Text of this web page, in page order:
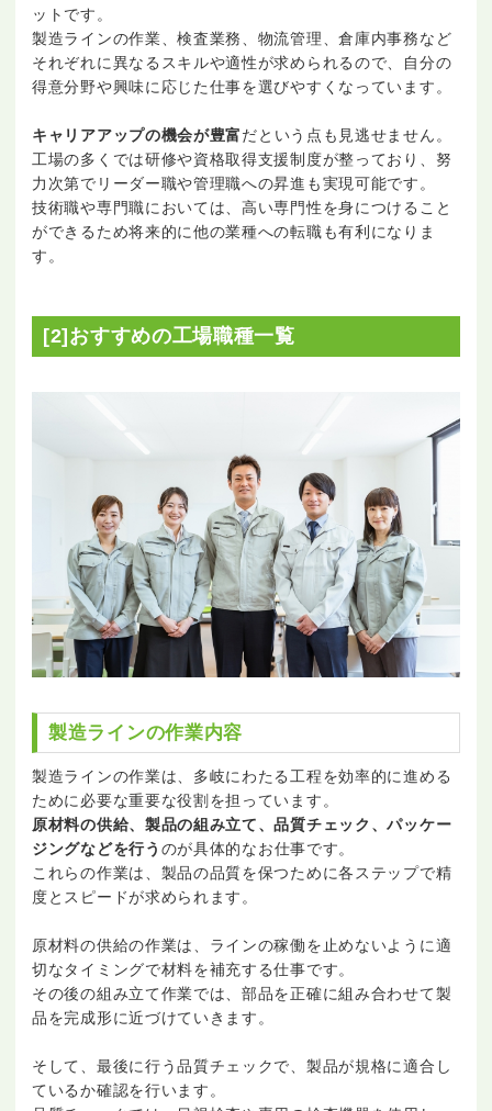
ットです。
製造ラインの作業、検査業務、物流管理、倉庫内事務など
それぞれに異なるスキルや適性が求められるので、自分の
得意分野や興味に応じた仕事を選びやすくなっています。
キャリアアップの機会が豊富だという点も見逃せません。
工場の多くでは研修や資格取得支援制度が整っており、努
力次第でリーダー職や管理職への昇進も実現可能です。
技術職や専門職においては、高い専門性を身につけること
ができるため将来的に他の業種への転職も有利になりま
す。
[2]おすすめの工場職種一覧
製造ラインの作業内容
製造ラインの作業は、多岐にわたる工程を効率的に進める
ために必要な重要な役割を担っています。
原材料の供給、製品の組み立て、品質チェック、パッケー
ジングなどを行う のが具体的なお仕事です。
これらの作業は、製品の品質を保つために各ステップで精
度とスピードが求められます。
原材料の供給の作業は、ラインの稼働を止めないように適
切なタイミングで材料を補充する仕事です。
その後の組み立て作業では、部品を正確に組み合わせて製
品を完成形に近づけていきます。
そして、最後に行う品質チェックで、製品が規格に適合し
ているか確認を行います。